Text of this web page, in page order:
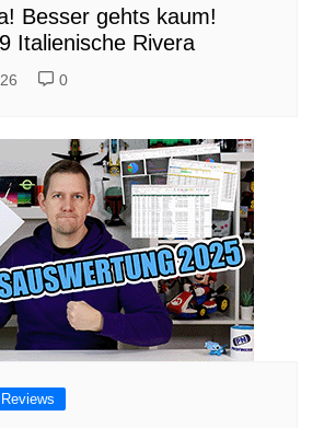
Besser gehts kaum!
Italienische Rivera
0
Reviews